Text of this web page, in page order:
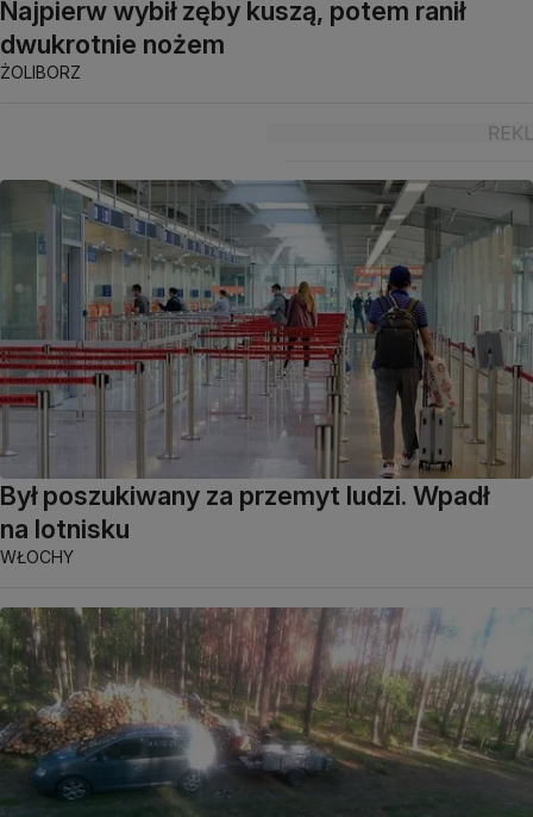
Najpierw wybił zęby kuszą, potem ranił
dwukrotnie nożem
ŻOLIBORZ
Był poszukiwany za przemyt ludzi. Wpadł
na lotnisku
WŁOCHY